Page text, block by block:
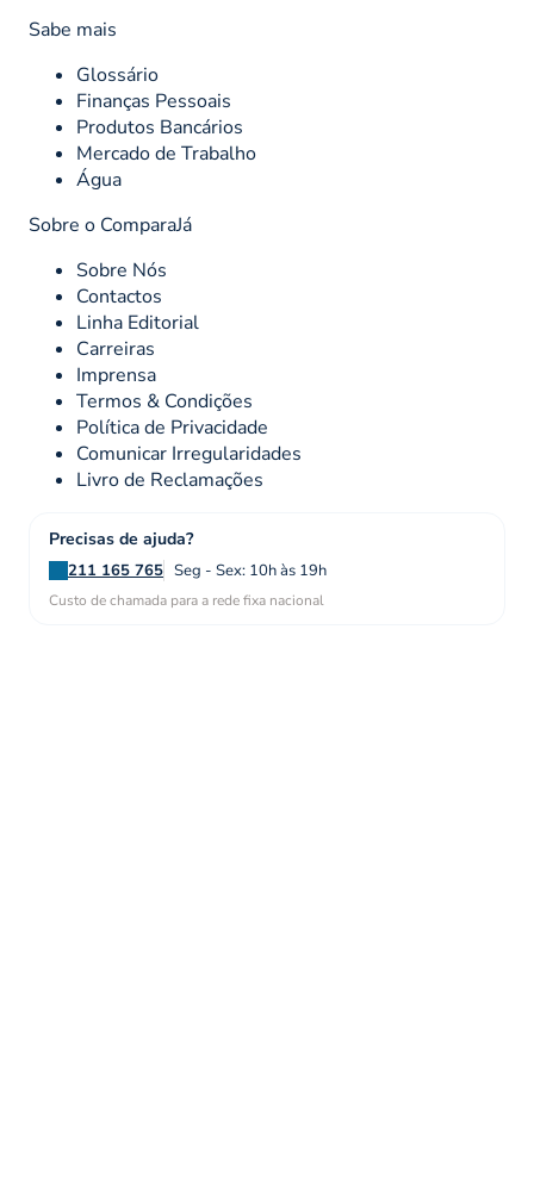
Sabe mais
Glossário
Finanças Pessoais
Produtos Bancários
Mercado de Trabalho
Água
Sobre o ComparaJá
Sobre Nós
Contactos
Linha Editorial
Carreiras
Imprensa
Termos & Condições
Política de Privacidade
Comunicar Irregularidades
Livro de Reclamações
Precisas de ajuda?
211 165 765 Seg - Sex: 10h às 19h
Custo de chamada para a rede fixa nacional